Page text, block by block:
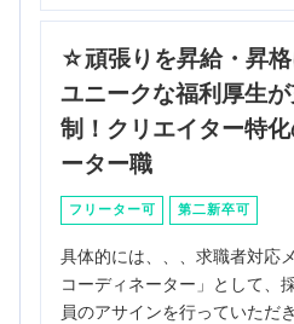
☆頑張りを昇給・昇
ユニークな福利厚生
制！クリエイター特
ーター職
フリーター可 第二新卒可
具体的には、、、求職者対応
コーディネーター」として、
員のアサインを行っていただき